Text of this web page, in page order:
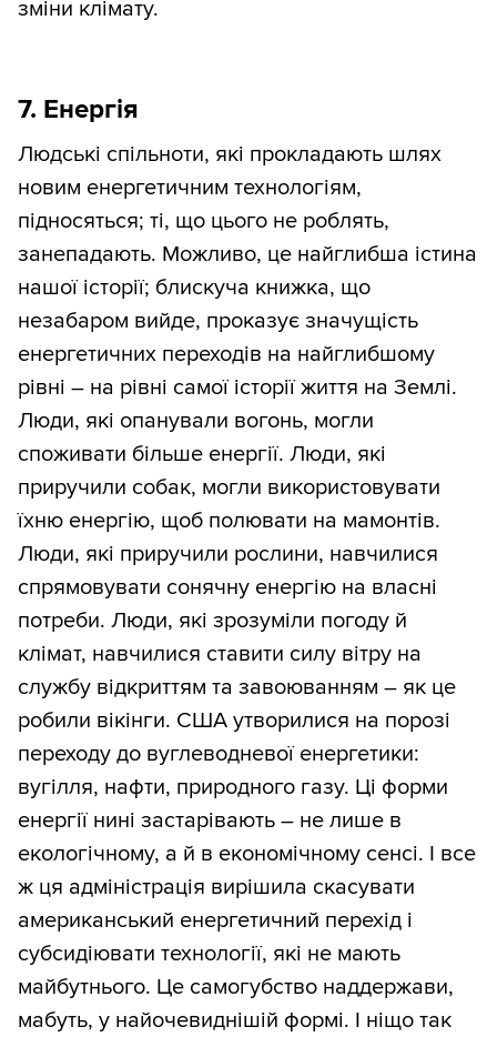
зміни клімату.
7. Енергія
Людські спільноти, які прокладають шлях
новим енергетичним технологіям,
підносяться; ті, що цього не роблять,
занепадають. Можливо, це найглибша істина
нашої історії; блискуча книжка, що
незабаром вийде, проказує значущість
енергетичних переходів на найглибшому
рівні – на рівні самої історії життя на Землі.
Люди, які опанували вогонь, могли
споживати більше енергії. Люди, які
приручили собак, могли використовувати
їхню енергію, щоб полювати на мамонтів.
Люди, які приручили рослини, навчилися
спрямовувати сонячну енергію на власні
потреби. Люди, які зрозуміли погоду й
клімат, навчилися ставити силу вітру на
службу відкриттям та завоюванням – як це
робили вікінги. США утворилися на порозі
переходу до вуглеводневої енергетики:
вугілля, нафти, природного газу. Ці форми
енергії нині застарівають – не лише в
екологічному, а й в економічному сенсі. І все
ж ця адміністрація вирішила скасувати
американський енергетичний перехід і
субсидіювати технології, які не мають
майбутнього. Це самогубство наддержави,
мабуть, у найочевиднішій формі. І ніщо так